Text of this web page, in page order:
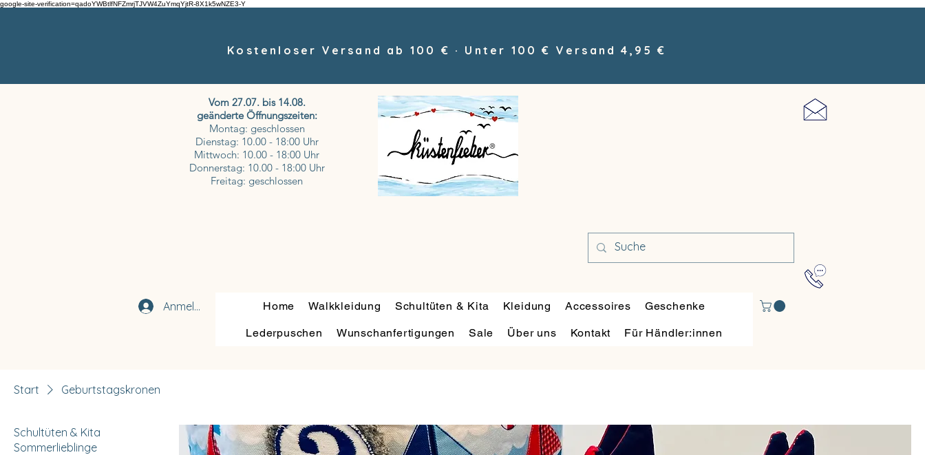
google-site-verification=qadoYWBtlfNFZmrjTJVW4ZuYmqYjtR-8X1k5wNZE3-Y
Kostenloser Versand ab 100 € · Unter 100 € Versand 4,95 €
Vom 27.07. bis 14.08.
geänderte Öffnungszeiten:
Montag: geschlossen
Dienstag: 10.00 - 18:00 Uhr
Mittwoch: 10.00 - 18:00 Uhr
Donnerstag: 10.00 - 18:00 Uhr
Freitag: geschlossen
Anmelden Home Walkkleidung Schultüten & Kita Kleidung Accessoires Geschenke
Lederpuschen Wunschanfertigungen Sale Über uns Kontakt Für Händler:innen
Start Geburtstagskronen
Schultüten & Kita
Sommerlieblinge